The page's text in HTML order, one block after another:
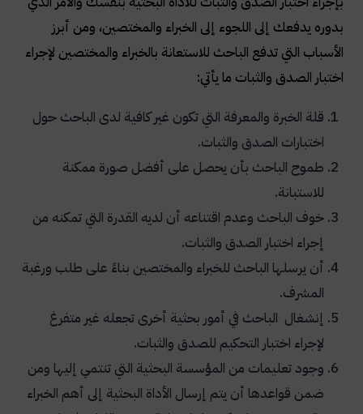
بدوره يدفعك إلى اللجوء إلى الخبراء والمختصين، ومن أبرز
الأسباب التي تدفع الباحث للاستعانة بالخبراء والمختصين لإجراء
اختبار الصدق والثبات ما يأتي:
قلة الخبرة والمعرفة التي تكون غير كافية لدى الباحث حول
اختبارات الصدق والثبات.
طموح الباحث بأن يحصل على أفضل صورة ممكنة
للاستبانة.
خوف الباحث وعدم اقتناعه أن لديه القدرة التي تمكنه من
إجراء اختبار الصدق والثبات.
أن يرسلها الباحث للخبراء والمختصين بناءً على طلب ورغبة
المشرف.
إنشغال الباحث في أمور بحثية أخرى تجعله غير متفرغ
لإجراء اختبار التحكيم للصدق والثبات.
وجود تعليمات من المؤسسة البحثية التي تنتمي إليها ومن
ضمن قواعدها أن يتم إرسال الأداة البحثية إلى أهم الخبراء